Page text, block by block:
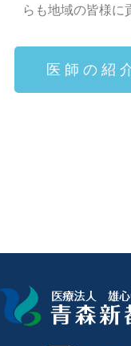
らも地域の皆様に
医 師 の 紹